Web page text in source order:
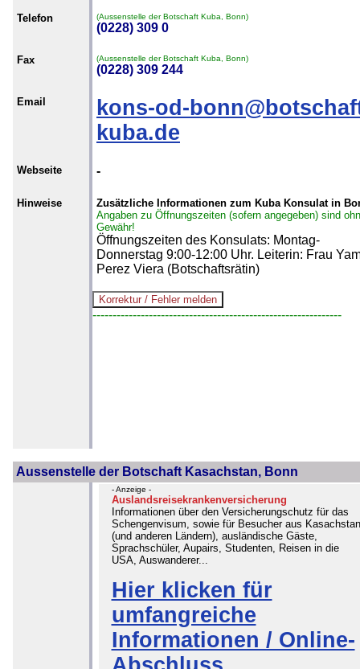
Telefon (Aussenstelle der Botschaft Kuba, Bonn)
(0228) 309 0
Fax (Aussenstelle der Botschaft Kuba, Bonn)
(0228) 309 244
Email
kons-od-
kuba.de
Webseite -
Hinweise
Zusätzliche Informationen zum Kuba Konsulat in
Angaben zu Öffnungszeiten (sofern angegeben) sind
Gewähr!
Öffnungszeiten des Konsulats: Montag-
Donnerstag 9:00-12:00 Uhr. Leiterin: Frau
Perez Viera (Botschaftsrätin)
--------------------------------------------------------------
Aussenstelle der Botschaft Kasachstan, Bonn
- Anzeige -
Auslandsreisekrankenversicherung
Informationen über den Versicherungschutz für das
Schengenvisum, sowie für Besucher aus Kasachstan
(und anderen Ländern), ausländische Gäste,
Sprachschüler, Aupairs, Studenten, Reisen in die
USA, Auswanderer...
Hier klicken für
umfangreiche
Informationen / Online-